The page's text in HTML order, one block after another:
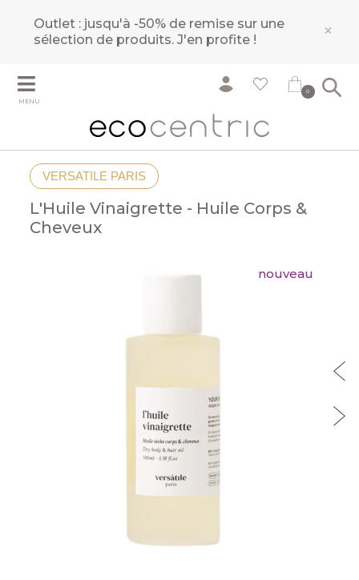
Outlet : jusqu'à -50% de remise sur une
sélection de produits.J'en profite ! ×
MENU
0
VERSATILE PARIS
L'Huile Vinaigrette - Huile Corps &
Cheveux
nouveau